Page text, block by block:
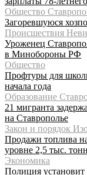
Общество
Загоревшуюся
Происшествия
Уроженец
в Минобороны РФ
Общество
Профтуры для
начала года
Образование
21 мигранта
на Ставрополье
Закон и порядок
Продажи топлива
уровне 2,5 тыс.
Экономика
Полиция